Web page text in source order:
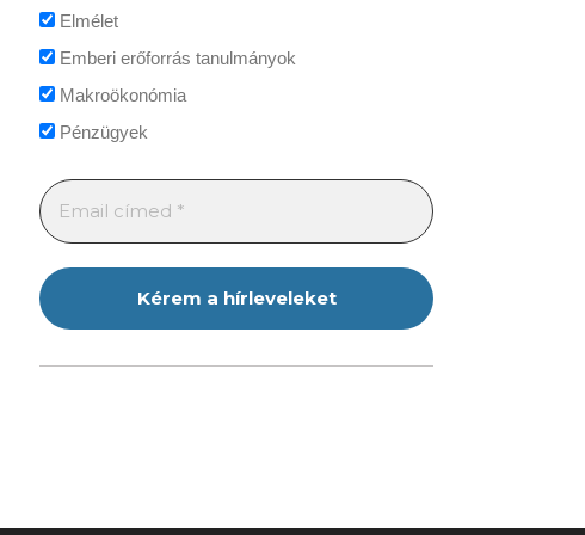
Elmélet
Emberi erőforrás tanulmányok
Makroökonómia
Pénzügyek